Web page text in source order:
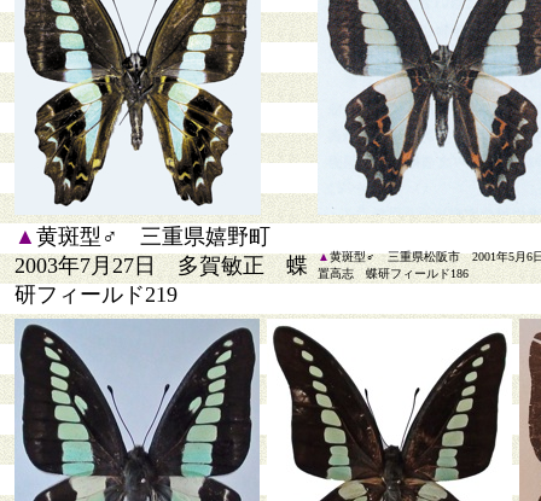
▲ 黄斑型♂ 三重県嬉野町
2003年7月27日 多賀敏正 蝶
研フィールド219
▲黄斑型♂ 三重県松阪市 2001年5月6
置高志 蝶研フィールド186